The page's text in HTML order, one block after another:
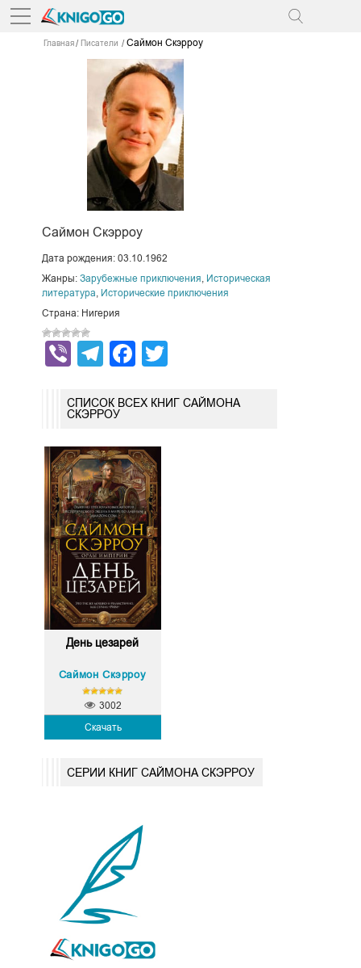
Главная Писатели Саймон Скэрроу
Саймон Скэрроу
Дата рождения: 03.10.1962
Жанры: Зарубежные приключения, Историческая
литература, Исторические приключения
Страна: Нигерия
ViberTelegram
Facebook
СПИСОК ВСЕХ КНИГ САЙМОНА
СКЭРРОУ
День цезарей
Саймон Скэрроу
Скачать
3002
СЕРИИ КНИГ САЙМОНА СКЭРРОУ